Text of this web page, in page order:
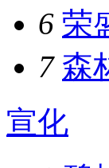
6 荣
7 森
宣化